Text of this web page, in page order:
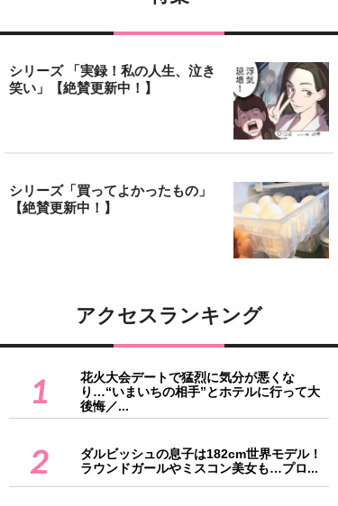
シリーズ 「実録！私の人生、泣き
笑い」【絶賛更新中！】
シリーズ「買ってよかったもの」
【絶賛更新中！】
アクセスランキング
1
花火大会デートで猛烈に気分が悪くな
り…“いまいちの相手”とホテルに行って大
後悔／...
2
ダルビッシュの息子は182cm世界モデル！
ラウンドガールやミスコン美女も…プロ...